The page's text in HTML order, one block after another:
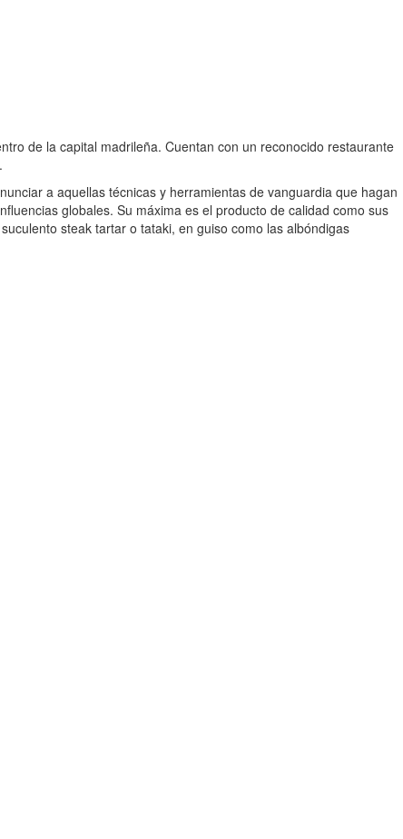
de la capital madrileña. Cuentan con un reconocido restaurante
a aquellas técnicas y herramientas de vanguardia que hagan
globales. Su máxima es el producto de calidad como sus
steak tartar o tataki, en guiso como las albóndigas